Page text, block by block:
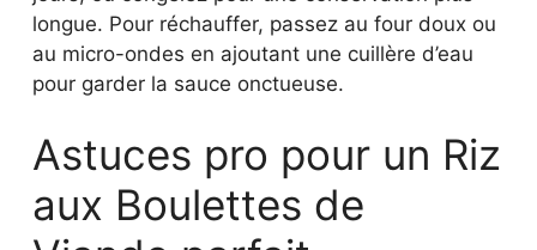
Astuces pro pour un Riz
aux Boulettes de
Viande parfait
Choisissez du bœuf avec un peu de matière
grasse pour des boulettes savoureuses et